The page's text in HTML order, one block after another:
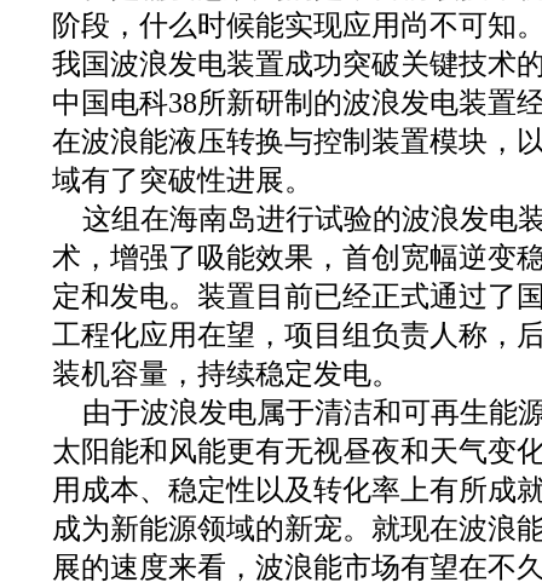
阶段，什么时候能实现应用尚不可知
我国波浪发电装置成功突破关键技术
中国电科38所新研制的波浪发电装置
在波浪能液压转换与控制装置模块，
域有了突破性进展。
这组在海南岛进行试验的波浪发电
术，增强了吸能效果，首创宽幅逆变
定和发电。装置目前已经正式通过了
工程化应用在望，项目组负责人称，
装机容量，持续稳定发电。
由于波浪发电属于清洁和可再生能
太阳能和风能更有无视昼夜和天气变
用成本、稳定性以及转化率上有所成
成为新能源领域的新宠。就现在波浪
展的速度来看，波浪能市场有望在不